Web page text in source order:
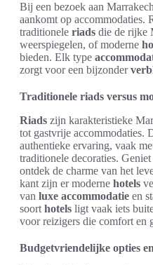
Bij een bezoek aan
aankomt op accommodaties.
traditionele riads die de rijke
weerspiegelen, of moderne
bieden. Elk type
zorgt voor een bijzonder
Traditionele riads versus
Riads zijn karakteristieke
tot gastvrije accommodaties.
authentieke ervaring, vaak
traditionele decoraties.
ontdek de charme van het
kant zijn er moderne hotels
van luxe accommodatie en
soort hotels ligt vaak iets
voor reizigers die comfort en
Budgetvriendelijke opties